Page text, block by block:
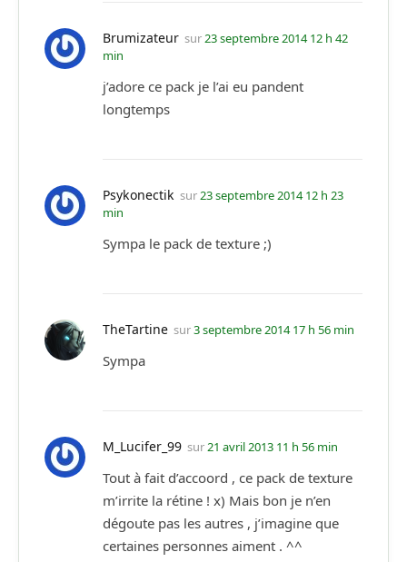
Brumizateur sur23 septembre 2014 12 h 42
min
j’adore ce pack je l’ai eu pandent
longtemps
Psykonectik sur23 septembre 2014 12 h 23
min
Sympa le pack de texture ;)
TheTartine sur3 septembre 2014 17 h 56 min
Sympa
M_Lucifer_99 sur21 avril 2013 11 h 56 min
Tout à fait d’accoord , ce pack de texture
m’irrite la rétine ! x) Mais bon je n’en
dégoute pas les autres , j’imagine que
certaines personnes aiment . ^^